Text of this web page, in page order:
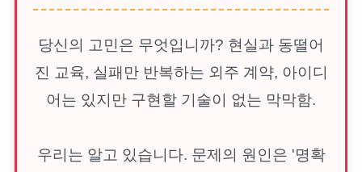
당신의 고민은 무엇입니까? 현실과 동떨어
진 교육, 실패만 반복하는 외주 계약, 아이디
어는 있지만 구현할 기술이 없는 막막함.
우리는 알고 있습니다. 문제의 원인은 '명확